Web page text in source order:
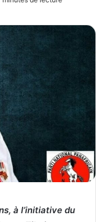
à l’initiative du